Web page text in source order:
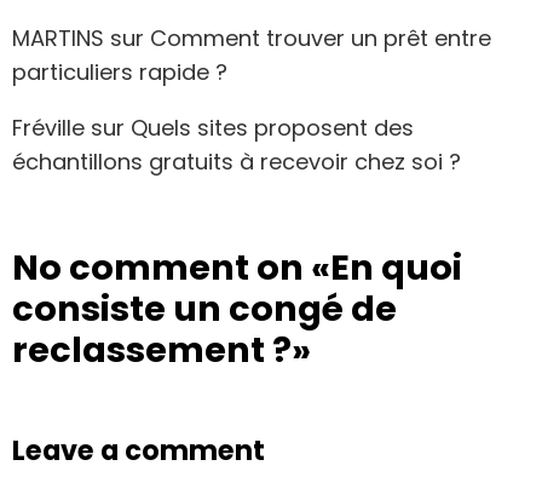
MARTINS sur Comment trouver un prêt entre
particuliers rapide ?
Fréville sur Quels sites proposent des
échantillons gratuits à recevoir chez soi ?
No comment on «En quoi
consiste un congé de
reclassement ?»
Leave a comment